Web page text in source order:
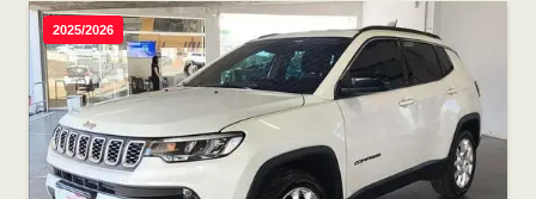
2025/2026